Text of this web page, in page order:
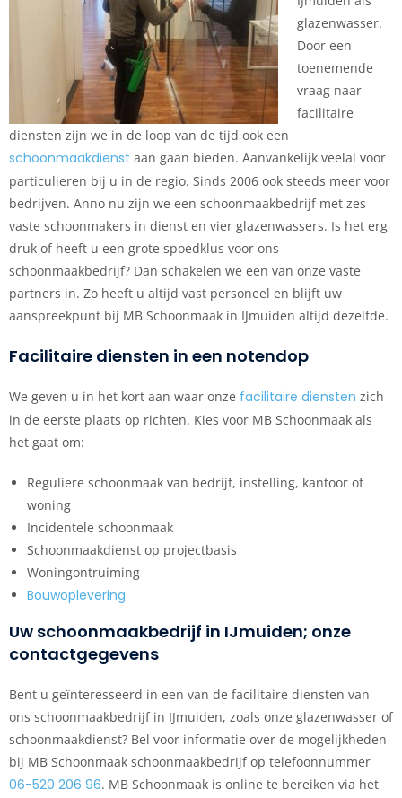
glazenwasser.
Door een
toenemende
vraag naar
facilitaire
diensten zijn we in de loop van de tijd ook een
schoonmaakdienst aan gaan bieden. Aanvankelijk veelal voor
particulieren bij u in de regio. Sinds 2006 ook steeds meer voor
bedrijven. Anno nu zijn we een schoonmaakbedrijf met zes
vaste schoonmakers in dienst en vier glazenwassers. Is het erg
druk of heeft u een grote spoedklus voor ons
schoonmaakbedrijf? Dan schakelen we een van onze vaste
partners in. Zo heeft u altijd vast personeel en blijft uw
aanspreekpunt bij MB Schoonmaak in IJmuiden altijd dezelfde.
Facilitaire diensten in een notendop
We geven u in het kort aan waar onze facilitaire diensten zich
in de eerste plaats op richten. Kies voor MB Schoonmaak als
het gaat om:
Reguliere schoonmaak van bedrijf, instelling, kantoor of
woning
Incidentele schoonmaak
Schoonmaakdienst op projectbasis
Woningontruiming
Bouwoplevering
Uw schoonmaakbedrijf in IJmuiden; onze
contactgegevens
Bent u geïnteresseerd in een van de facilitaire diensten van
ons schoonmaakbedrijf in IJmuiden, zoals onze glazenwasser of
schoonmaakdienst? Bel voor informatie over de mogelijkheden
bij MB Schoonmaak schoonmaakbedrijf op telefoonnummer
06-520 206 96. MB Schoonmaak is online te bereiken via het